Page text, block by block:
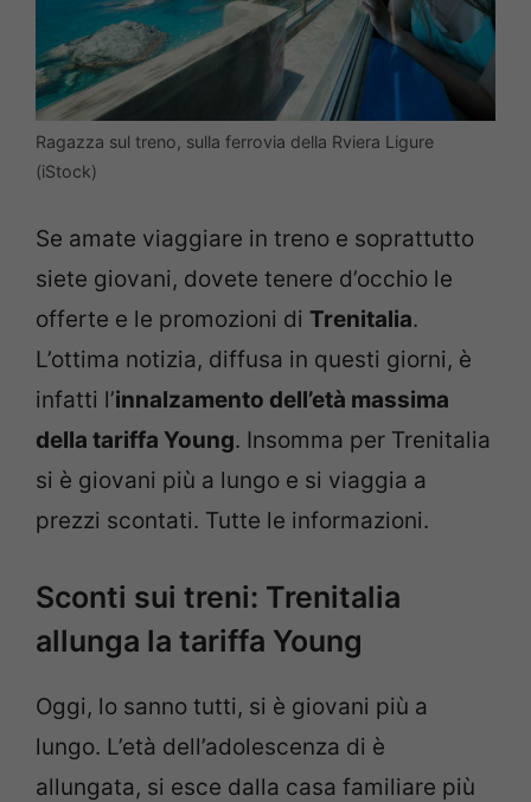
Ragazza sul treno, sulla ferrovia della Rviera Ligure
(iStock)
Se amate viaggiare in treno e soprattutto
siete giovani, dovete tenere d’occhio le
offerte e le promozioni di Trenitalia.
L’ottima notizia, diffusa in questi giorni, è
infatti l’innalzamento dell’età massima
della tariffa Young. Insomma per Trenitalia
si è giovani più a lungo e si viaggia a
prezzi scontati. Tutte le informazioni.
Sconti sui treni: Trenitalia
allunga la tariffa Young
Oggi, lo sanno tutti, si è giovani più a
lungo. L’età dell’adolescenza di è
allungata, si esce dalla casa familiare più